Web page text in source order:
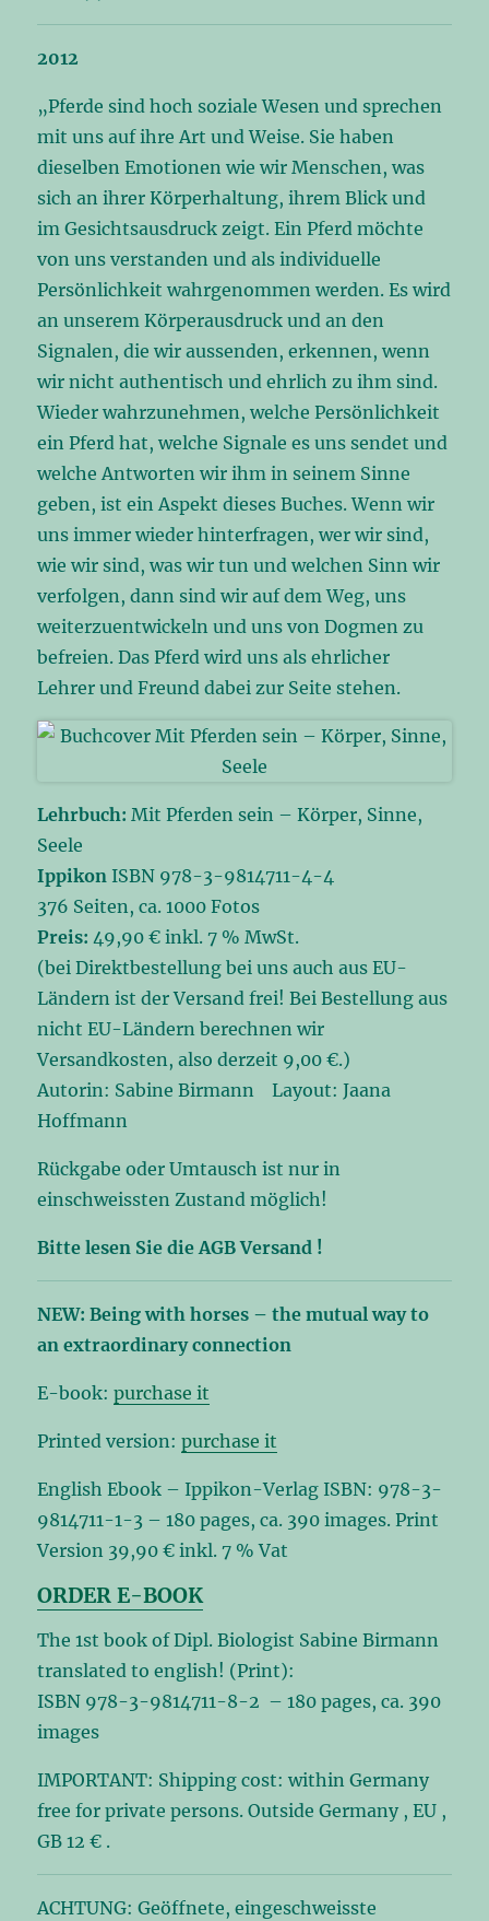
2012
„Pferde sind hoch soziale Wesen und sprechen
mit uns auf ihre Art und Weise. Sie haben
dieselben Emotionen wie wir Menschen, was
sich an ihrer Körperhaltung, ihrem Blick und
im Gesichtsausdruck zeigt. Ein Pferd möchte
von uns verstanden und als individuelle
Persönlichkeit wahrgenommen werden. Es wird
an unserem Körperausdruck und an den
Signalen, die wir aussenden, erkennen, wenn
wir nicht authentisch und ehrlich zu ihm sind.
Wieder wahrzunehmen, welche Persönlichkeit
ein Pferd hat, welche Signale es uns sendet und
welche Antworten wir ihm in seinem Sinne
geben, ist ein Aspekt dieses Buches. Wenn wir
uns immer wieder hinterfragen, wer wir sind,
wie wir sind, was wir tun und welchen Sinn wir
verfolgen, dann sind wir auf dem Weg, uns
weiterzuentwickeln und uns von Dogmen zu
befreien. Das Pferd wird uns als ehrlicher
Lehrer und Freund dabei zur Seite stehen.
Lehrbuch: Mit Pferden sein – Körper, Sinne,
Seele
Ippikon ISBN 978-3-9814711-4-4
376 Seiten, ca. 1000 Fotos
Preis: 49,90 € inkl. 7 % MwSt.
(bei Direktbestellung bei uns auch aus EU-
Ländern ist der Versand frei! Bei Bestellung aus
nicht EU-Ländern berechnen wir
Versandkosten, also derzeit 9,00 €.)
Autorin: Sabine Birmann Layout: Jaana
Hoffmann
Rückgabe oder Umtausch ist nur in
einschweissten Zustand möglich!
Bitte lesen Sie die AGB Versand !
NEW: Being with horses – the mutual way to
an extraordinary connection
E-book:purchase it
Printed version:purchase it
English Ebook – Ippikon-Verlag ISBN: 978-3-
9814711-1-3 – 180 pages, ca. 390 images. Print
Version 39,90 € inkl. 7 % Vat
ORDER E-BOOK
The 1st book of Dipl. Biologist Sabine Birmann
translated to english! (Print):
ISBN 978-3-9814711-8-2 – 180 pages, ca. 390
images
IMPORTANT: Shipping cost: within Germany
free for private persons. Outside Germany , EU ,
GB 12 € .
ACHTUNG: Geöffnete, eingeschweisste